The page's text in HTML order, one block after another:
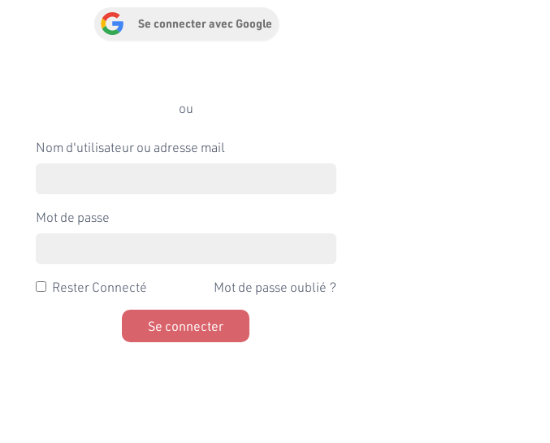
Se connecter avec Google
ou
Nom d'utilisateur ou adresse mail
Mot de passe
Rester Connecté Mot de passe oublié ?